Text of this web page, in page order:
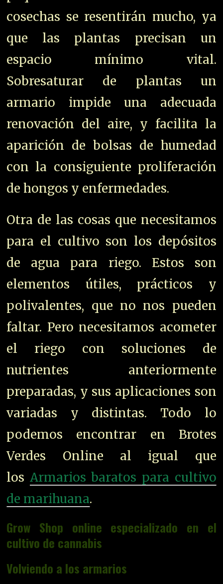
cosechas se resentirán mucho, ya
que las plantas precisan un
espacio mínimo vital.
Sobresaturar de plantas un
armario impide una adecuada
renovación del aire, y facilita la
aparición de bolsas de humedad
con la consiguiente proliferación
de hongos y enfermedades.
Otra de las cosas que necesitamos
para el cultivo son los depósitos
de agua para riego. Estos son
elementos útiles, prácticos y
polivalentes, que no nos pueden
faltar. Pero necesitamos acometer
el riego con soluciones de
nutrientes anteriormente
preparadas, y sus aplicaciones son
variadas y distintas. Todo lo
podemos encontrar en Brotes
Verdes Online al igual que
los Armarios baratos para cultivo
de marihuana.
Grow Shop online especializado en el
cultivo de cannabis
Volviendo a los armarios